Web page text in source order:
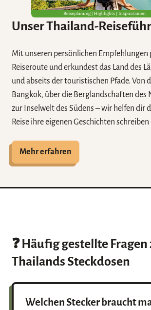
Unser Thailand-
Mit unseren persönlichen Empfehlungen
Reiseroute und erkundest das Land des
und abseits der touristischen Pfade. Von
Bangkok, über die Berglandschaften des
zur Inselwelt des Südens ­­­­‒ wir helfen dir
Reise ihre eigenen Geschichten
Mehr erfahren
❓ Häufig gestellte Fragen
Thailands Steckdosen
Welchen Stecker braucht